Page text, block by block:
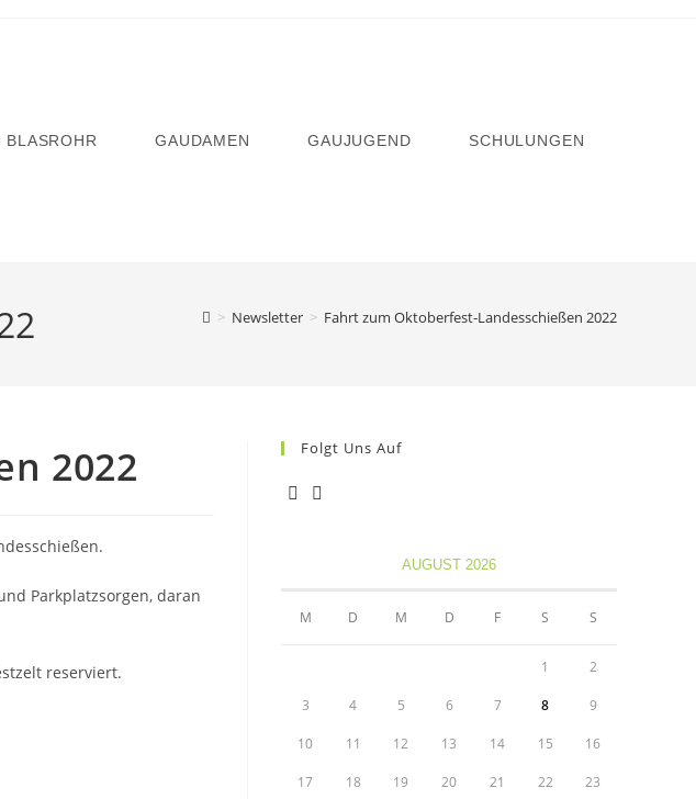
GAUDAMEN GAUJUGEND SCHULUNGEN
> Newsletter > Fahrt zum Oktoberfest-Landesschießen 2022
2022
Parkplatzsorgen, daran
reserviert.
Folgt Uns Auf
AUGUST 2026
M D M D F S S
1 2
3 4 5 6 7 8 9
10 11 12 13 14 15 16
17 18 19 20 21 22 23